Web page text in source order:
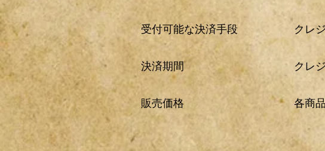
受付可能な決済手段 クレジ
決済期間 クレジットカード
販売価格 各商品ページ